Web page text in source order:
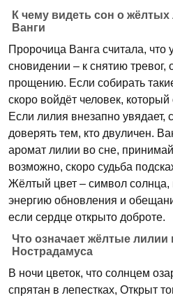
К чему видеть сон о
Ванги
Пророчица Ванга считала, что
сновидении – к снятию
прощению. Если собирать
скоро войдёт человек,
Если лилия внезапно увядает,
доверять тем, кто двуличен.
аромат лилии во сне,
возможно, скоро судьба
Жёлтый цвет – символ солнца,
энергию обновления и
если сердце открыто доброте.
Что означает жёлтые лилии
Нострадамуса
В ночи цветок, что солнцем
спрятан в лепестках, Открыт